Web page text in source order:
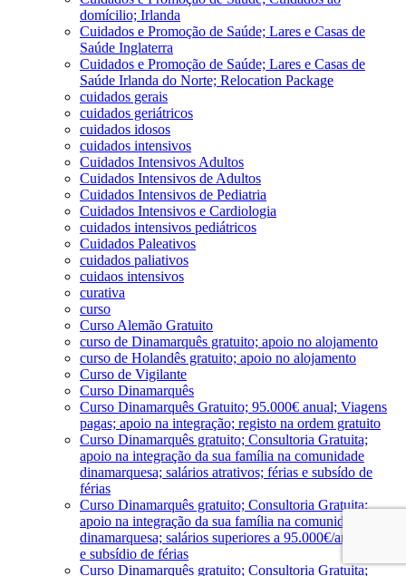
domícilio; Irlanda
Cuidados e Promoção de Saúde; Lares e Casas de
Saúde Inglaterra
Cuidados e Promoção de Saúde; Lares e Casas de
Saúde Irlanda do Norte; Relocation Package
cuidados gerais
cuidados geriátricos
cuidados idosos
cuidados intensivos
Cuidados Intensivos Adultos
Cuidados Intensivos de Adultos
Cuidados Intensivos de Pediatria
Cuidados Intensivos e Cardiologia
cuidados intensivos pediátricos
Cuidados Paleativos
cuidados paliativos
cuidaos intensivos
curativa
curso
Curso Alemão Gratuito
curso de Dinamarquês gratuito; apoio no alojamento
curso de Holandês gratuito; apoio no alojamento
Curso de Vigilante
Curso Dinamarquês
Curso Dinamarquês Gratuito; 95.000€ anual; Viagens
pagas; apoio na integração; registo na ordem gratuito
Curso Dinamarquês gratuito; Consultoria Gratuita;
apoio na integração da sua família na comunidade
dinamarquesa; salários atrativos; férias e subsído de
férias
Curso Dinamarquês gratuito; Consultoria Gratuita;
apoio na integração da sua família na comunidade
dinamarquesa; salários superiores a 95.000€/ano; férias
e subsídio de férias
Curso Dinamarquês gratuito; Consultoria Gratuita;